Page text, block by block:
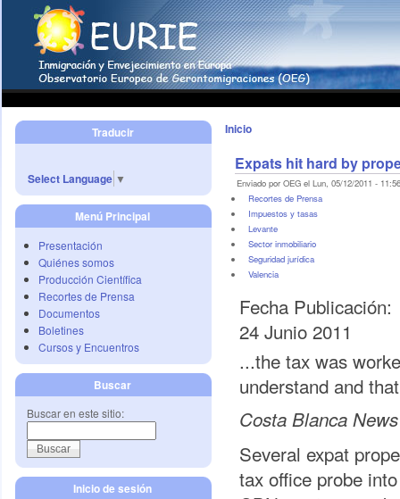
Traducir
Select Language ▼
Menú Principal
Presentación
Quiénes somos
Producción Científica
Recortes de Prensa
Documentos
Boletines
Cursos y Encuentros
Buscar
Buscar en este sitio:
Inicio de sesión
Inicio
Expats hit hard by
Enviado por OEG el Lun, 05/12/2011 -
Recortes de Prensa
Impuestos y tasas
Levante
Sector inmobiliario
Seguridad jurídica
Valencia
Fecha Publicación:
24 Junio 2011
...the tax was
understand and
Costa Blanca
Several expat
tax office probe